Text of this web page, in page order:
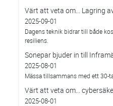
Värt att veta om... Lagring
2025-09-01
Dagens teknik bidrar till både
resiliens.
Sonepar bjuder in till
2025-08-01
Mässa tillsammans med ett 30-
Värt att veta om...
2025-08-01